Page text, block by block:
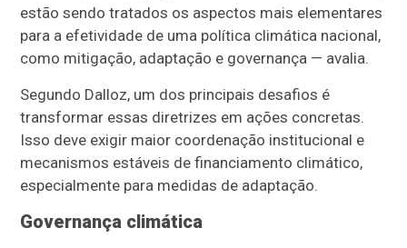
estão sendo tratados os aspectos mais elementares
para a efetividade de uma política climática nacional,
como mitigação, adaptação e governança — avalia.
Segundo Dalloz, um dos principais desafios é
transformar essas diretrizes em ações concretas.
Isso deve exigir maior coordenação institucional e
mecanismos estáveis de financiamento climático,
especialmente para medidas de adaptação.
Governança climática